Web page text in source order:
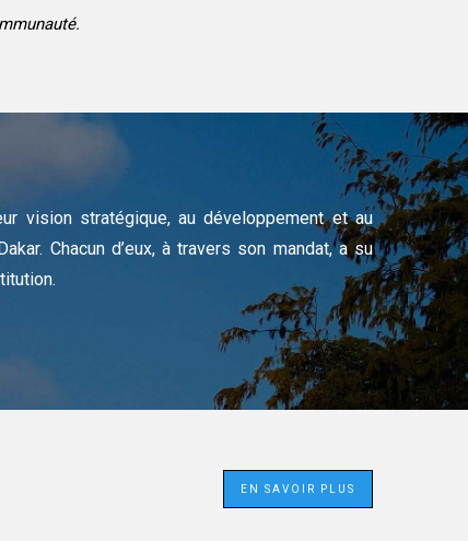
vision stratégique, au développement et au
Chacun d’eux, à travers son mandat, a su
EN SAVOIR PLUS